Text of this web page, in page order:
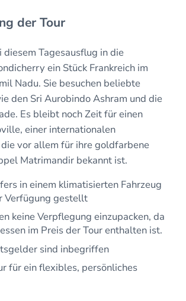
der Tour
diesem Tagesausflug in die
ein Stück Frankreich im
Nadu. Sie besuchen beliebte
den Sri Aurobindo Ashram und die
Es bleibt noch Zeit für einen
einer internationalen
vor allem für ihre goldfarbene
Matrimandir bekannt ist.
in einem klimatisierten Fahrzeug
Verfügung gestellt
keine Verpflegung einzupacken, da
im Preis der Tour enthalten ist.
sind inbegriffen
für ein flexibles, persönliches